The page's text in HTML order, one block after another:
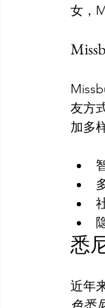
友方
悉
近年